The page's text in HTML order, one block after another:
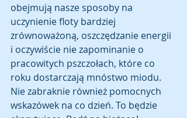
obejmują nasze sposoby na
uczynienie floty bardziej
zrównoważoną, oszczędzanie energii
i oczywiście nie zapominanie o
pracowitych pszczołach, które co
roku dostarczają mnóstwo miodu.
Nie zabraknie również pomocnych
wskazówek na co dzień. To będzie